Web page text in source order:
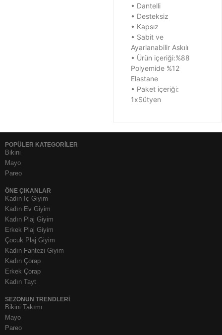
• Dantelli
• Desteksiz
• Kapsız
• Sabit ve
Ayarlanabilir Askılı
• Ürün içeriği:%88
Polyemide %12
Elastane
• Paket içeriği:
1xSütyen
POPÜLER KATEGORİLER
Bikini
Mayo
Pareo
ÖNE ÇIKANLAR
Kadın İç Giyim
Kadın Ev Giyim
Kadın Plaj Giyim
Erkek Plaj Giyim
Çocuk Plaj Giyim
Kadın Fantezi Giyim
Kadın Çorap
Erkek Çorap
Kadın Tayt
SEZONUN TRENDLERI
Bikini Takımı
Mayo
Pareo